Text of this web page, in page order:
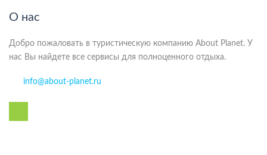
О нас
Добро пожаловать в туристическую компанию About Planet. У
нас Вы найдете все сервисы для полноценного отдыха.
info@about-planet.ru